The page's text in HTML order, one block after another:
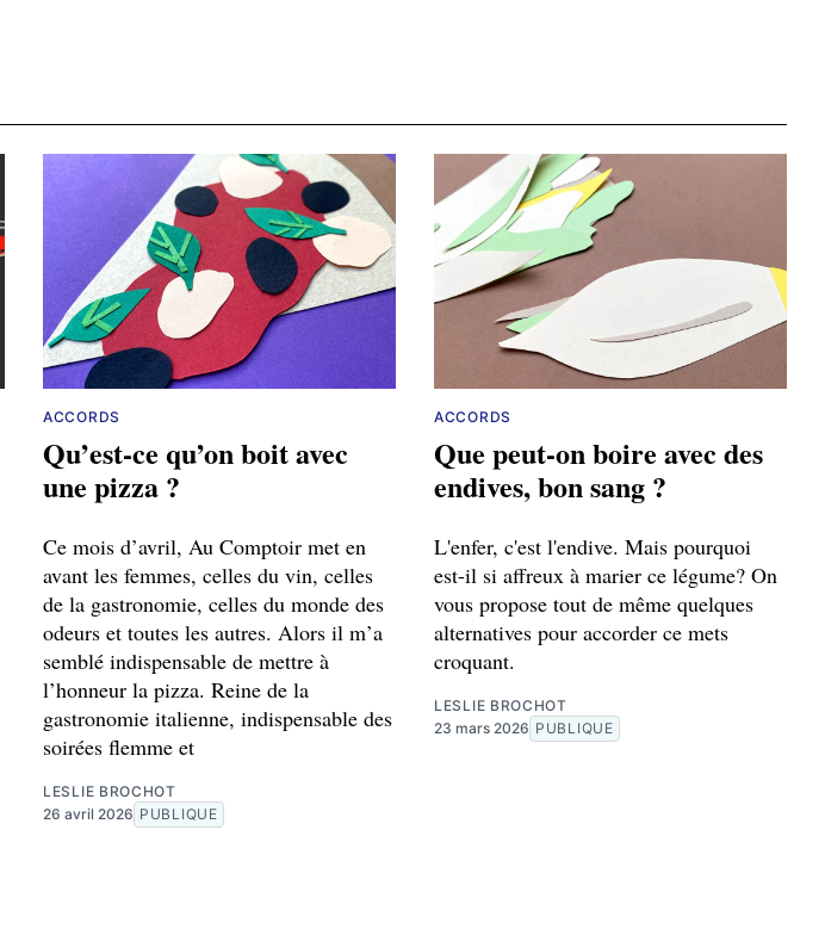
ACCORDS
Qu’est-ce qu’on boit avec
une pizza ?
Ce mois d’avril, Au Comptoir met en
avant les femmes, celles du vin, celles
de la gastronomie, celles du monde des
odeurs et toutes les autres. Alors il m’a
semblé indispensable de mettre à
l’honneur la pizza. Reine de la
gastronomie italienne, indispensable des
soirées flemme et
LESLIE BROCHOT
26 avril 2026 PUBLIQUE
ACCORDS
Que peut-on boire avec des
endives, bon sang ?
L'enfer, c'est l'endive. Mais pourquoi
est-il si affreux à marier ce légume? On
vous propose tout de même quelques
alternatives pour accorder ce mets
croquant.
LESLIE BROCHOT
23 mars 2026 PUBLIQUE